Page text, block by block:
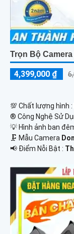
Trọn Bộ
4,399,000 ₫
💯 Chất lượng hình :
®️ Công Nghệ Sử
💡 Hình ảnh ban
🗜️ Mẫu Camera
️📢 Điểm Nỗi Bật :